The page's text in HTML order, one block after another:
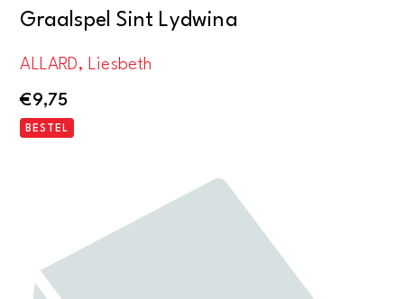
Graalspel Sint Lydwina
ALLARD, Liesbeth
€9,75
BESTEL